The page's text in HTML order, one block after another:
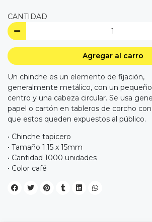
CANTIDAD
Agregar al carro
Un chinche es un elemento de fijación,
generalmente metálico, con un
centro y una cabeza circular. Se usa
papel o cartón en tableros de corcho
que estos queden expuestos al público.
• Chinche tapicero
• Tamaño 1.15 x 15mm
• Cantidad 1000 unidades
• Color café